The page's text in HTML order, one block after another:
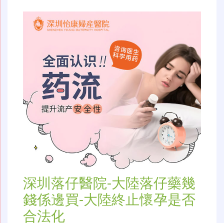
深圳落仔醫院-大陸落仔藥幾
錢係邊買-大陸終止懷孕是否
合法化